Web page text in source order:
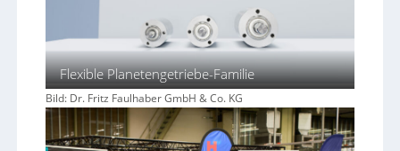
Flexible Planetengetriebe-Familie
Bild: Dr. Fritz Faulhaber GmbH & Co. KG